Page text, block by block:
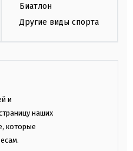
Биатлон
Другие виды спорта
и
наших
которые